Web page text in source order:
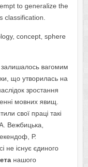
to generalize the
classification.
concept, sphere
вагомим
що утворилась на
зростання
мовних явищ.
свої праці такі
Вежбицька,
Р.
не існує єдиного
нашого